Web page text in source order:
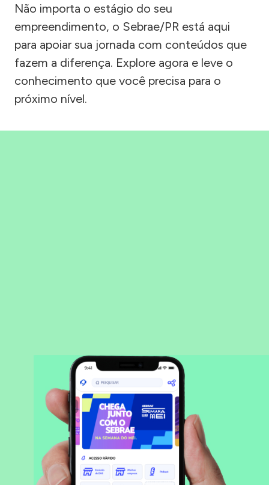
Não importa o estágio do seu
empreendimento, o Sebrae/PR está aqui
para apoiar sua jornada com conteúdos que
fazem a diferença. Explore agora e leve o
conhecimento que você precisa para o
próximo nível.